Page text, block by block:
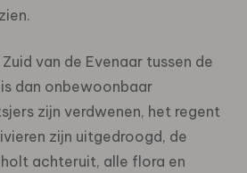
van de Evenaar tussen de
dan onbewoonbaar
zijn verdwenen, het regent
zijn uitgedroogd, de
achteruit, alle flora en